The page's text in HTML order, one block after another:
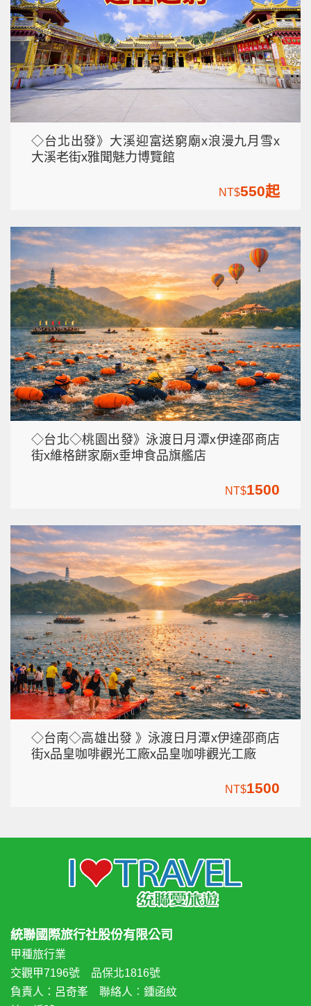
◇台北出發》大溪迎富送窮廟x浪漫九月雪x
大溪老街x雅聞魅力博覽館
NT$550起
◇台北◇桃園出發》泳渡日月潭x伊達邵商店
街x維格餅家廟x垂坤食品旗艦店
NT$1500
◇台南◇高雄出發 》泳渡日月潭x伊達邵商店
街x品皇咖啡觀光工廠x品皇咖啡觀光工廠
NT$1500
統聯國際旅行社股份有限公司
甲種旅行業
交觀甲7196號 品保北1816號
負責人：呂奇峯 聯絡人︰鍾函紋